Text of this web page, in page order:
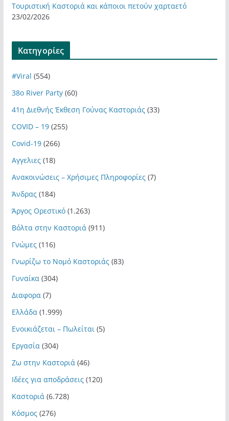
Τουριστική Καστοριά και κάποιοι πετούν χαρταετό
23/02/2026
Kατηγορίες
#Viral (554)
38ο River Party(60)
41η Διεθνής Έκθεση Γούνας Καστοριάς(33)
COVID – 19(255)
Covid-19(266)
Αγγελιες(18)
Ανακοινώσεις – Χρήσιμες Πληροφορίες(7)
Άνδρας(184)
Άργος Ορεστικό(1.263)
Βόλτα στην Καστοριά (911)
Γνώμες(116)
Γνωρίζω το Νομό Καστοριάς(83)
Γυναίκα (304)
Διαφορα (7)
Ελλάδα (1.999)
Ενοικιάζεται – Πωλείται (5)
Εργασία (304)
Ζω στην Καστοριά (46)
Ιδέες για αποδράσεις(120)
Καστοριά (6.728)
Κόσμος(276)